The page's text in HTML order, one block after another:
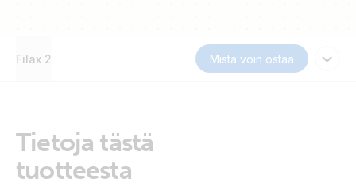
Filax 2 Mistä voin ostaa
Tietoja tästä
tuotteesta